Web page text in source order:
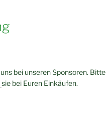
bei unseren Sponsoren. Bitte
sie bei Euren Einkäufen.